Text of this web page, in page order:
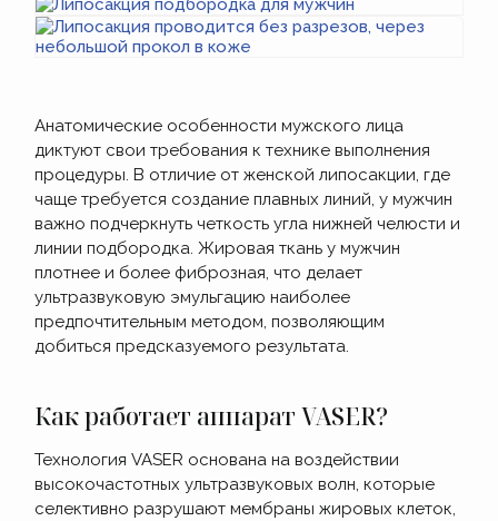
Анатомические особенности мужского лица
диктуют свои требования к технике выполнения
процедуры. В отличие от женской липосакции, где
чаще требуется создание плавных линий, у мужчин
важно подчеркнуть четкость угла нижней челюсти и
линии подбородка. Жировая ткань у мужчин
плотнее и более фиброзная, что делает
ультразвуковую эмульгацию наиболее
предпочтительным методом, позволяющим
добиться предсказуемого результата.
Как работает аппарат VASER?
Технология VASER основана на воздействии
высокочастотных ультразвуковых волн, которые
селективно разрушают мембраны жировых клеток,